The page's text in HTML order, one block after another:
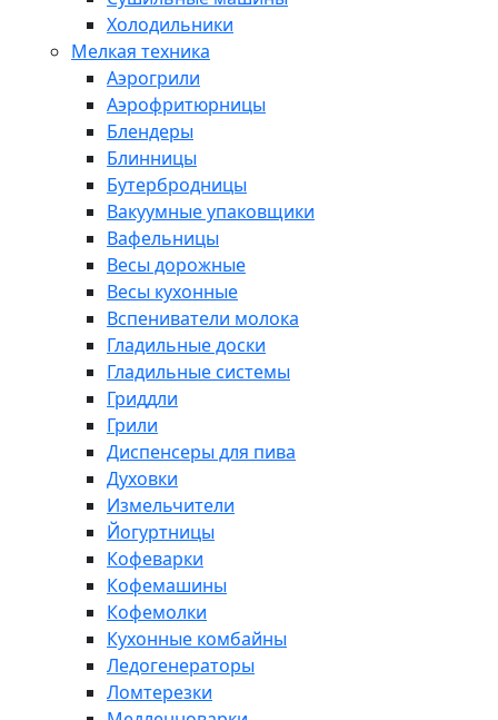
Холодильники
Мелкая техника
Аэрогрили
Аэрофритюрницы
Блендеры
Блинницы
Бутербродницы
Вакуумные упаковщики
Вафельницы
Весы дорожные
Весы кухонные
Вспениватели молока
Гладильные доски
Гладильные системы
Гриддли
Грили
Диспенсеры для пива
Духовки
Измельчители
Йогуртницы
Кофеварки
Кофемашины
Кофемолки
Кухонные комбайны
Ледогенераторы
Ломтерезки